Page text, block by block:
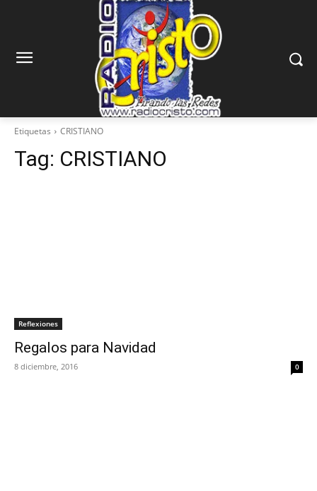
Etiquetas CRISTIANO
Tag: CRISTIANO
Reflexiones
Regalos para Navidad
8 diciembre, 2016 0